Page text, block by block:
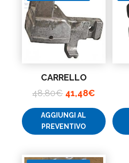
CARRELLO
48,80€ Il
prezzo
originale
era:
41,48€Il
prezzo
attuale
è:
AGGIUNGI AL
PREVENTIVO